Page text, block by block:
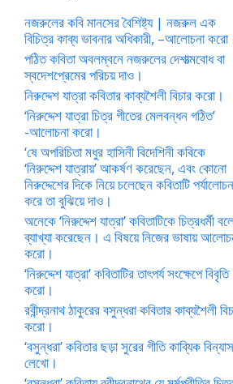
নজরুলের কবি মানসের বৈশিষ্ট্য | নজরুল এক
বিচিত্র কাব্য ভাবনার অধিকারী, –আলোচনা
পঠিত কবিতা অবলম্বনে নজরুলের দেশাত্মবোধ বা
স্বদেশপ্রেমের পরিচয় দাও।
নিরুদ্দেশ যাত্রা কবিতার কাব্যশৈলী বিচার করো।
‘নিরুদ্দেশ যাত্রা চিত্র গীতের মেলবন্ধন গঠিত’
-আলোচনা করো।
‘ষে অপরিচিতা মধুর হাসিনী বিদেশিনী কবিকে
‘নিরুদ্দেশ যাত্রায়’ আকর্ষণ করেছেন, এবং কোনো
নিরুদ্দেশের দিকে নিয়ে চলেছেন কবিতাটি
করে তা বুঝিয়ে দাও।
অনেকে ‘নিরুদ্দেশ যাত্রা’ কবিতাটিকে চিত্রধর্মী
ব্যাখ্যা করেছেন। এ বিষয়ে নিজের ভাষায়
করো।
‘নিরুদ্দেশ যাত্রা’ কবিতাটির তাৎপর্য সংক্ষেপে বিবৃতি
করো।
রবীন্দ্রনাথ ঠাকুরের বসুন্ধরা কবিতার কাব্যশৈলী
করো।
‘বসুন্ধরা’ কবিতার ছড়া সুরের গীতি কাব্যিক বিন্যাস
লেখো।